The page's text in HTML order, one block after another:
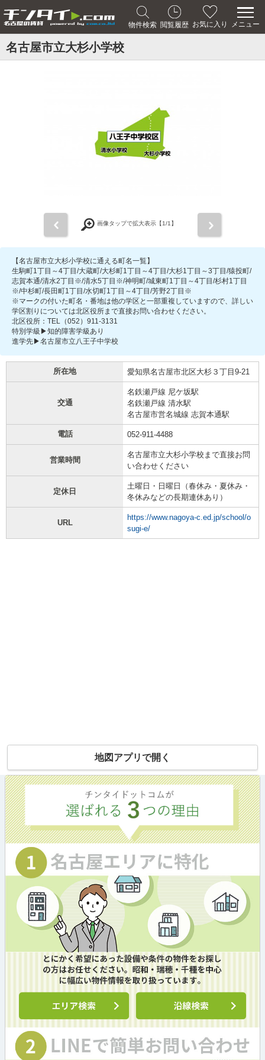
物件検索 閲覧履歴 お気に入り メニュー
名古屋市立大杉小学校
画像タップで拡大表示【1/1】
【名古屋市立大杉小学校に通える町名一覧】
生駒町1丁目～4丁目/大蔵町/大杉町1丁目～4丁目/大杉1丁目～3丁目/猿投町/
志賀本通/清水2丁目※/清水5丁目※/神明町/城東町1丁目～4丁目/杉村1丁目
※/中杉町/長田町1丁目/水切町1丁目～4丁目/芳野2丁目※
※マークの付いた町名・番地は他の学区と一部重複していますので、詳しい
学区割りについては北区役所まで直接お問い合わせください。
北区役所：TEL（052）911-3131
特別学級▶知的障害学級あり
進学先▶名古屋市立八王子中学校
所在地 愛知県名古屋市北区大杉３丁目9-21
交通
名鉄瀬戸線 尼ケ坂駅
名鉄瀬戸線 清水駅
名古屋市営名城線 志賀本通駅
電話 052-911-4488
営業時間
名古屋市立大杉小学校まで直接お問
い合わせください
定休日
土曜日・日曜日（春休み・夏休み・
冬休みなどの長期連休あり）
URL
https://www.nagoya-c.ed.jp/school/o
sugi-e/
地図アプリで開く